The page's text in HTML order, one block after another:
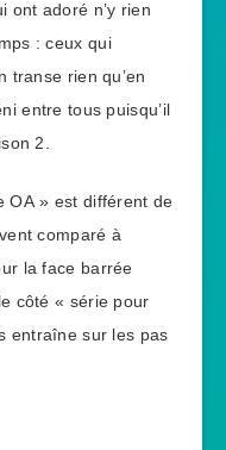
ont adoré n’y rien
: ceux qui
transe rien qu’en
entre tous puisqu’il
2.
OA » est différent de
comparé à
la face barrée
côté « série pour
entraîne sur les pas